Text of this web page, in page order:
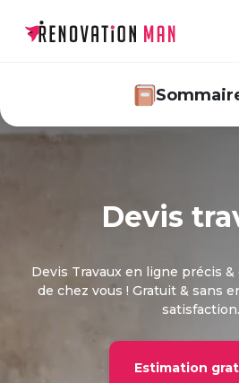
Devis
Devis Travaux en ligne précis
de chez vous ! Gratuit & sans
satisfaction.
Estimation
avec Renovation Man ?
rénovation
Comment choisir entre
Comment signer un devis